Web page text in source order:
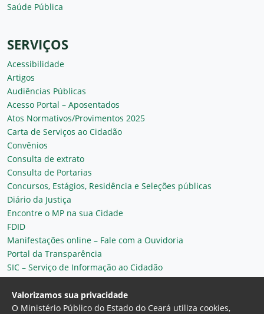
Saúde Pública
SERVIÇOS
Acessibilidade
Artigos
Audiências Públicas
Acesso Portal – Aposentados
Atos Normativos/Provimentos 2025
Carta de Serviços ao Cidadão
Convênios
Consulta de extrato
Consulta de Portarias
Concursos, Estágios, Residência e Seleções públicas
Diário da Justiça
Encontre o MP na sua Cidade
FDID
Manifestações online – Fale com a Ouvidoria
Portal da Transparência
SIC – Serviço de Informação ao Cidadão
Plantão MP do Ceará
Secretaria Geral
Valorizamos sua privacidade
O Ministério Público do Estado do Ceará utiliza cookies,